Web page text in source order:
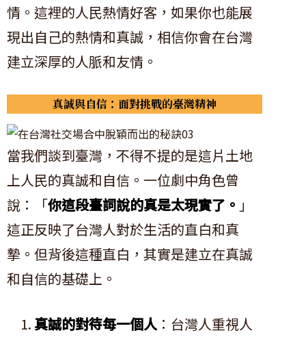
情。這裡的人民熱情好客，如果你也能展
現出自己的熱情和真誠，相信你會在台灣
建立深厚的人脈和友情。
真誠與自信：面對挑戰的臺灣精神
當我們談到臺灣，不得不提的是這片土地
上人民的真誠和自信。一位劇中角色曾
說：「你這段臺詞說的真是太現實了。 」
這正反映了台灣人對於生活的直白和真
摯。但背後這種直白，其實是建立在真誠
和自信的基礎上。
真誠的對待每一個人 ：台灣人重視人